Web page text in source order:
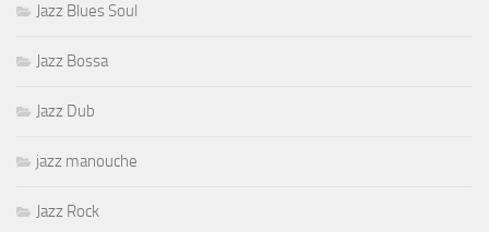
Jazz Blues Soul
Jazz Bossa
Jazz Dub
jazz manouche
Jazz Rock